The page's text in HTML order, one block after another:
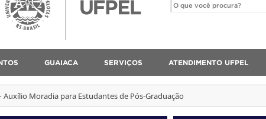
GUAIACA SERVIÇOS ATENDIMENTO UFPEL
Moradia para Estudantes de Pós-Graduação